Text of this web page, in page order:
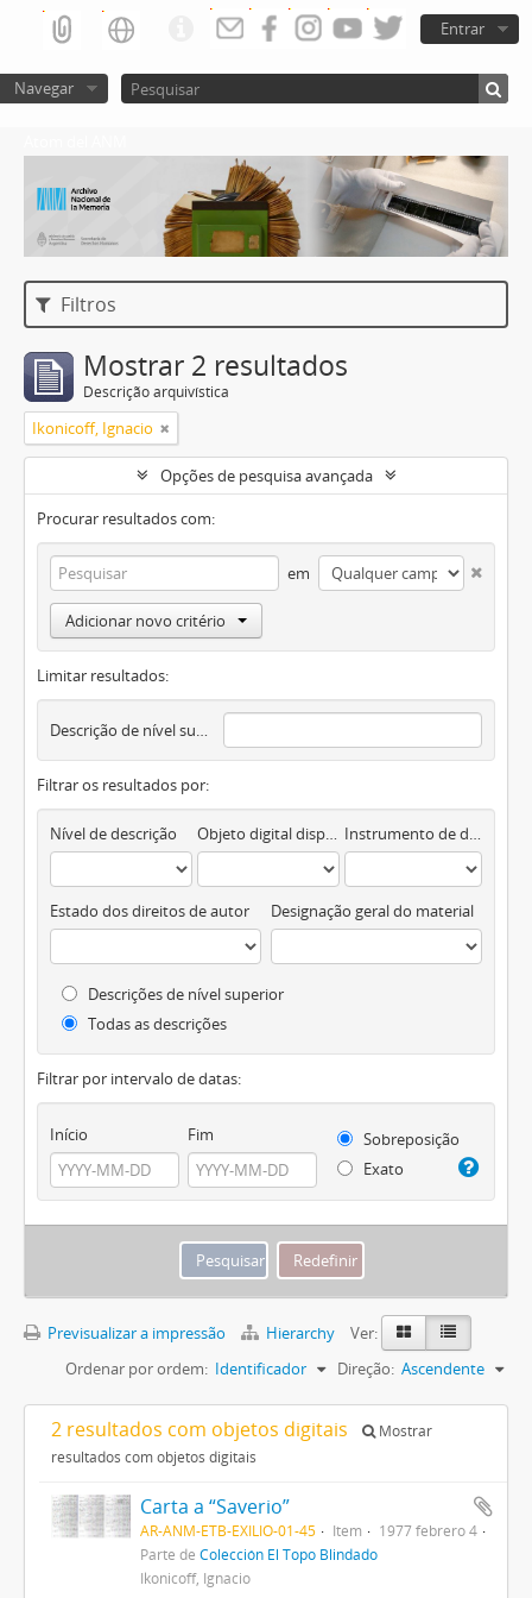
Entrar
Navegar
Filtros
Mostrar 2 resultados
Descrição arquivística
Ikonicoff, Ignacio
Opções de pesquisa avançada
Procurar resultados com:
em
Adicionar novo critério
Limitar resultados:
Descrição de nível superior
Filtrar os resultados por:
Nível de descrição Objeto digital disponível Instrumento de descrição documental
Estado dos direitos de autor Designação geral do material
Descrições de nível superior
Todas as descrições
Filtrar por intervalo de datas:
Início Fim
Sobreposição
Exato
Previsualizar a impressão Hierarchy
Ver:
Ordenar por ordem: Identificador Direção: Ascendente
2 resultados com objetos digitais
Mostrar
resultados com objetos digitais
Carta a “Saverio”
AR-ANM-ETB-EXILIO-01-45 Item
1977 febrero 4
Parte de Colección El Topo Blindado
Ikonicoff, Ignacio